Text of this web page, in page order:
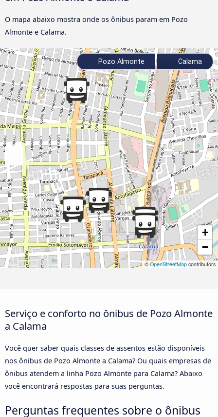
O mapa abaixo mostra onde os ônibus param em Pozo
Almonte e Calama.
+
−
©OpenStreetMap contributors
Pozo Almonte Calama
Serviço e conforto no ônibus de Pozo Almonte
a Calama
Você quer saber quais classes de assentos estão disponíveis
nos ônibus de Pozo Almonte a Calama? Ou quais empresas de
ônibus atendem a linha Pozo Almonte para Calama? Abaixo
você encontrará respostas para suas perguntas.
Perguntas frequentes sobre o ônibus